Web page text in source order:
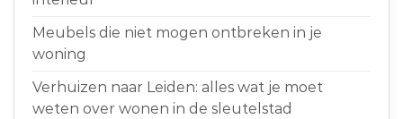
Meubels die niet mogen ontbreken in je
woning
Verhuizen naar Leiden: alles wat je moet
weten over wonen in de sleutelstad